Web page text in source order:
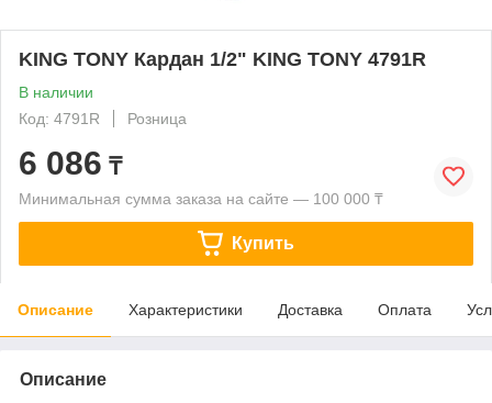
KING TONY Кардан 1/2" KING TONY 4791R
В наличии
Код: 4791R
Розница
6 086 ₸
Минимальная сумма заказа на сайте — 100 000 ₸
Купить
Описание Характеристики Доставка Оплата
Описание